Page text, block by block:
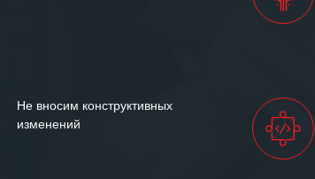
Не вносим конструктивных
изменений